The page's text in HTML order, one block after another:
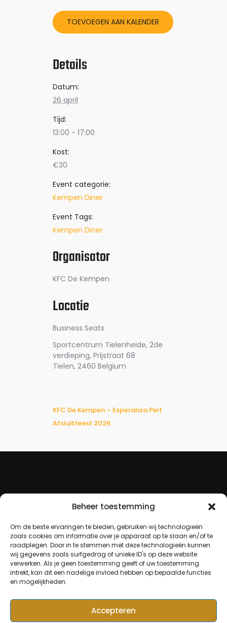
Beheer toestemming
Om de beste ervaringen te bieden, gebruiken wij technologieën
zoals cookies om informatie over je apparaat op te slaan en/of te
raadplegen. Door in te stemmen met deze technologieën kunnen
wij gegevens zoals surfgedrag of unieke ID's op deze website
verwerken. Als je geen toestemming geeft of uw toestemming
intrekt, kan dit een nadelige invloed hebben op bepaalde functies
en mogelijkheden.
Accepteren
TOEVOEGEN AAN KALENDER
Details
Datum:
26 april
Tijd:
13:00 - 17:00
Kost:
€30
Event categorie:
Kempen Diner
Event Tags:
Kempen Diner
Locatie
Business Seats
Sportcentrum Tielenheide, 2de
verdieping, Prijstraat 68
Tielen, 2460 Belgium
Organisator
KFC De Kempen
KFC De Kempen – Esperanza Pelt
Afsluitfeest 2026